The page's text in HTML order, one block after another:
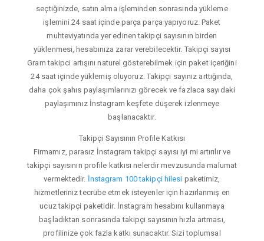
seçtiğinizde, satın alma işleminden sonrasında yükleme
işlemini 24 saat içinde parça parça yapıyoruz. Paket
muhteviyatında yer edinen takipçi sayısının birden
yüklenmesi, hesabınıza zarar verebilecektir. Takipçi sayısı
Gram takipci artışını naturel gösterebilmek için paket içeriğini
24 saat içinde yüklemiş oluyoruz. Takipçi sayınız arttığında,
daha çok şahıs paylaşımlarınızı görecek ve fazlaca sayıdaki
paylaşımınız İnstagram keşfete düşerek izlenmeye
başlanacaktır.
Takipçi Sayısının Profile Katkısı
Firmamız, parasız İnstagram takipçi sayısı iyi mi artırılır ve
takipçi sayısının profile katkısı nelerdir mevzusunda malumat
vermektedir. İnstagram 100 takipçi hilesi paketimiz,
hizmetleriniz tecrübe etmek isteyenler için hazırlanmış en
ucuz takipçi paketidir. İnstagram hesabını kullanmaya
başladıktan sonrasında takipçi sayısının hızla artması,
profilinize çok fazla katkı sunacaktır. Sizi toplumsal